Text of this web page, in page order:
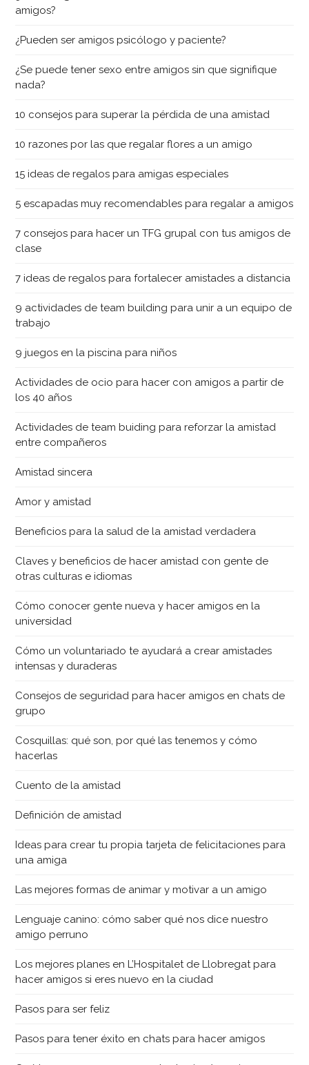
amigos?
¿Pueden ser amigos psicólogo y paciente?
¿Se puede tener sexo entre amigos sin que signifique
nada?
10 consejos para superar la pérdida de una amistad
10 razones por las que regalar flores a un amigo
15 ideas de regalos para amigas especiales
5 escapadas muy recomendables para regalar a amigos
7 consejos para hacer un TFG grupal con tus amigos de
clase
7 ideas de regalos para fortalecer amistades a distancia
9 actividades de team building para unir a un equipo de
trabajo
9 juegos en la piscina para niños
Actividades de ocio para hacer con amigos a partir de
los 40 años
Actividades de team buiding para reforzar la amistad
entre compañeros
Amistad sincera
Amor y amistad
Beneficios para la salud de la amistad verdadera
Claves y beneficios de hacer amistad con gente de
otras culturas e idiomas
Cómo conocer gente nueva y hacer amigos en la
universidad
Cómo un voluntariado te ayudará a crear amistades
intensas y duraderas
Consejos de seguridad para hacer amigos en chats de
grupo
Cosquillas: qué son, por qué las tenemos y cómo
hacerlas
Cuento de la amistad
Definición de amistad
Ideas para crear tu propia tarjeta de felicitaciones para
una amiga
Las mejores formas de animar y motivar a un amigo
Lenguaje canino: cómo saber qué nos dice nuestro
amigo perruno
Los mejores planes en L’Hospitalet de Llobregat para
hacer amigos si eres nuevo en la ciudad
Pasos para ser feliz
Pasos para tener éxito en chats para hacer amigos